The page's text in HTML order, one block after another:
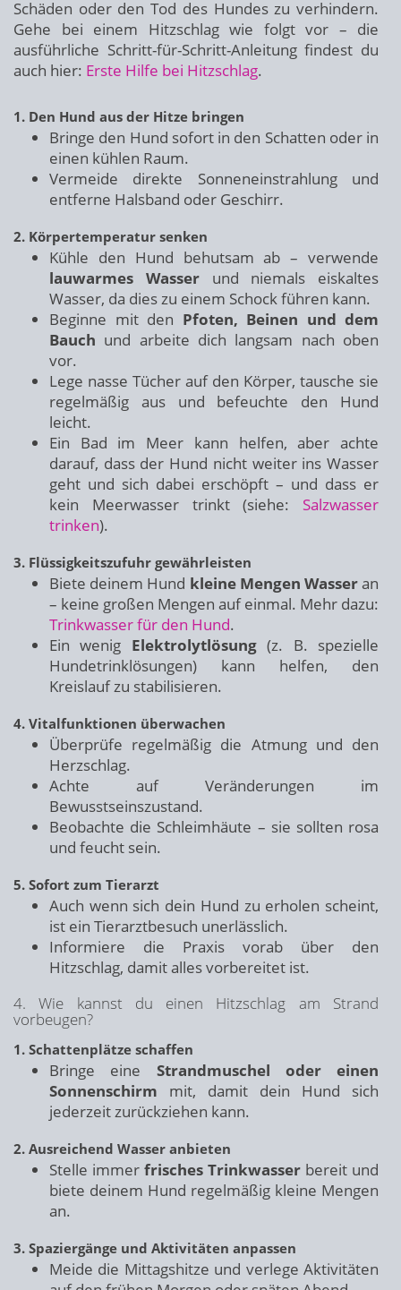
Schäden oder den Tod des Hundes zu verhindern.
Gehe bei einem Hitzschlag wie folgt vor – die
ausführliche Schritt-für-Schritt-Anleitung findest du
auch hier: Erste Hilfe bei Hitzschlag.
1. Den Hund aus der Hitze bringen
Bringe den Hund sofort in den Schatten oder in
einen kühlen Raum.
Vermeide direkte Sonneneinstrahlung und
entferne Halsband oder Geschirr.
2. Körpertemperatur senken
Kühle den Hund behutsam ab – verwende
lauwarmes Wasserund niemals eiskaltes
Wasser, da dies zu einem Schock führen kann.
Beginne mit den Pfoten, Beinen und dem
Bauch und arbeite dich langsam nach oben
vor.
Lege nasse Tücher auf den Körper, tausche sie
regelmäßig aus und befeuchte den Hund
leicht.
Ein Bad im Meer kann helfen, aber achte
darauf, dass der Hund nicht weiter ins Wasser
geht und sich dabei erschöpft – und dass er
kein Meerwasser trinkt (siehe: Salzwasser
trinken).
3. Flüssigkeitszufuhr gewährleisten
Biete deinem Hund kleine Mengen Wasseran
– keine großen Mengen auf einmal. Mehr dazu:
Trinkwasser für den Hund.
Ein wenig Elektrolytlösung(z. B. spezielle
Hundetrinklösungen) kann helfen, den
Kreislauf zu stabilisieren.
4. Vitalfunktionen überwachen
Überprüfe regelmäßig die Atmung und den
Herzschlag.
Achte auf Veränderungen im
Bewusstseinszustand.
Beobachte die Schleimhäute – sie sollten rosa
und feucht sein.
5. Sofort zum Tierarzt
Auch wenn sich dein Hund zu erholen scheint,
ist ein Tierarztbesuch unerlässlich.
Informiere die Praxis vorab über den
Hitzschlag, damit alles vorbereitet ist.
4. Wie kannst du einen Hitzschlag am Strand
vorbeugen?
1. Schattenplätze schaffen
Bringe eine Strandmuschel oder einen
Sonnenschirm mit, damit dein Hund sich
jederzeit zurückziehen kann.
2. Ausreichend Wasser anbieten
Stelle immer frisches Trinkwasser bereit und
biete deinem Hund regelmäßig kleine Mengen
an.
3. Spaziergänge und Aktivitäten anpassen
Meide die Mittagshitze und verlege Aktivitäten